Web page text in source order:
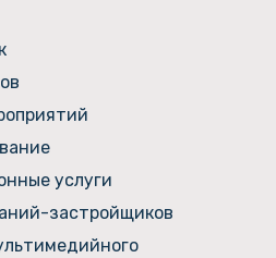
услуги
застройщиков